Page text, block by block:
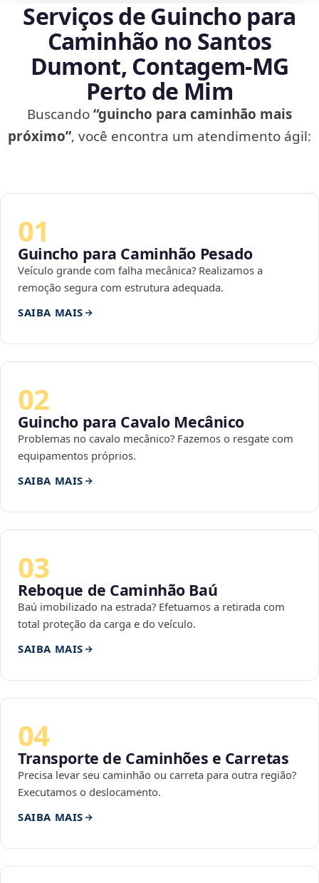
Serviços de Guincho para
Caminhão no Santos
Dumont, Contagem‑MG
Perto de Mim
Buscando“guincho para caminhão mais
próximo”, você encontra um atendimento ágil:
01
Guincho para Caminhão Pesado
Veículo grande com falha mecânica? Realizamos a
remoção segura com estrutura adequada.
SAIBA MAIS
02
Guincho para Cavalo Mecânico
Problemas no cavalo mecânico? Fazemos o resgate com
equipamentos próprios.
SAIBA MAIS
03
Reboque de Caminhão Baú
Baú imobilizado na estrada? Efetuamos a retirada com
total proteção da carga e do veículo.
SAIBA MAIS
04
Transporte de Caminhões e Carretas
Precisa levar seu caminhão ou carreta para outra região?
Executamos o deslocamento.
SAIBA MAIS